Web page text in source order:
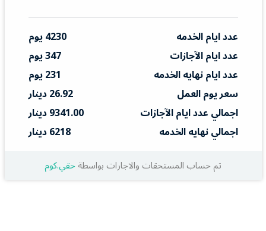
عدد ايام الخدمه
4230 يوم
عدد ايام الآجازات
347 يوم
عدد ايام نهايه الخدمه
231 يوم
سعر يوم العمل
26.92 دينار
اجمالي عدد ايام الآجازات
9341.00 دينار
اجمالي نهايه الخدمه
6218 دينار
تم حساب المستحقات والاجارات بواسطةحقي.كوم